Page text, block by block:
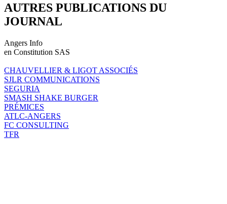
AUTRES PUBLICATIONS DU
JOURNAL
Angers Info
en Constitution SAS
CHAUVELLIER & LIGOT ASSOCIÉS
SJLR COMMUNICATIONS
SEGURIA
SMASH SHAKE BURGER
PRÉMICES
ATLC-ANGERS
FC CONSULTING
TFR